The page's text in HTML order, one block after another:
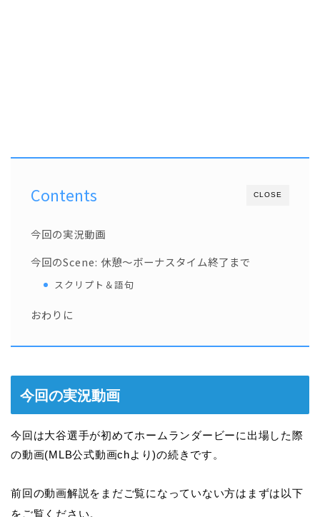
CLOSE
Contents
今回の実況動画
今回のScene: 休憩～ボーナスタイム終了まで
スクリプト＆語句
おわりに
今回の実況動画
今回は大谷選手が初めてホームランダービーに出場した際
の動画(MLB公式動画chより)の続きです。
前回の動画解説をまだご覧になっていない方はまずは以下
をご覧ください。